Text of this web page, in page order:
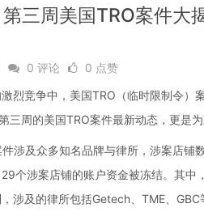
三周美国TRO案件大
0 评论 0 点赞
烈竞争中，美国TRO（临时限制令）
三周的美国TRO案件最新动态，更是为
涉及众多知名品牌与律所，涉案店铺
个涉案店铺的账户资金被冻结。其
涉及的律所包括Getech、TME、